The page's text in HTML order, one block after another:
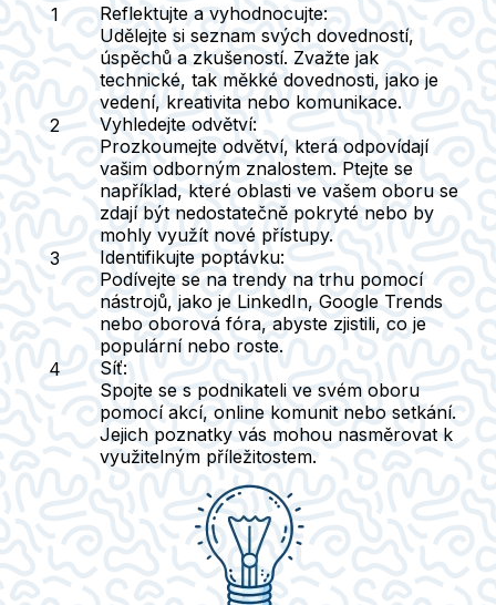
Reflektujte a vyhodnocujte:
Udělejte si seznam svých dovedností,
úspěchů a zkušeností. Zvažte jak
technické, tak měkké dovednosti, jako je
vedení, kreativita nebo komunikace.
Vyhledejte odvětví:
Prozkoumejte odvětví, která odpovídají
vašim odborným znalostem. Ptejte se
například, které oblasti ve vašem oboru se
zdají být nedostatečně pokryté nebo by
mohly využít nové přístupy.
Identifikujte poptávku:
Podívejte se na trendy na trhu pomocí
nástrojů, jako je LinkedIn, Google Trends
nebo oborová fóra, abyste zjistili, co je
populární nebo roste.
Síť:
Spojte se s podnikateli ve svém oboru
pomocí akcí, online komunit nebo setkání.
Jejich poznatky vás mohou nasměrovat k
využitelným příležitostem.